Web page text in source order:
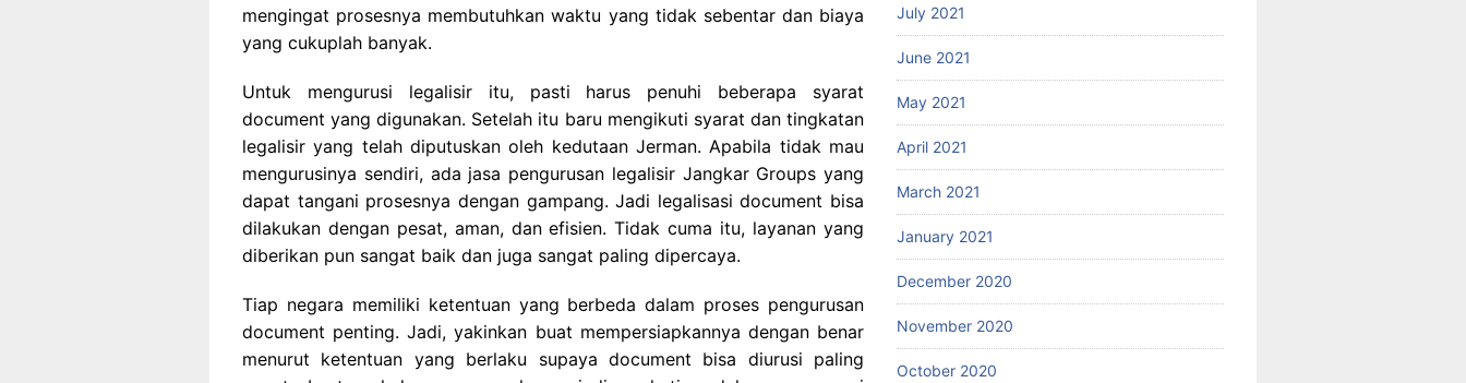
mengingat prosesnya membutuhkan waktu yang tidak sebentar dan biaya
yang cukuplah banyak.
Untuk mengurusi legalisir itu, pasti harus penuhi beberapa syarat
document yang digunakan. Setelah itu baru mengikuti syarat dan tingkatan
legalisir yang telah diputuskan oleh kedutaan Jerman. Apabila tidak mau
mengurusinya sendiri, ada jasa pengurusan legalisir Jangkar Groups yang
dapat tangani prosesnya dengan gampang. Jadi legalisasi document bisa
dilakukan dengan pesat, aman, dan efisien. Tidak cuma itu, layanan yang
diberikan pun sangat baik dan juga sangat paling dipercaya.
Tiap negara memiliki ketentuan yang berbeda dalam proses pengurusan
document penting. Jadi, yakinkan buat mempersiapkannya dengan benar
menurut ketentuan yang berlaku supaya document bisa diurusi paling
July 2021
June 2021
May 2021
April 2021
March 2021
January 2021
December 2020
November 2020
October 2020